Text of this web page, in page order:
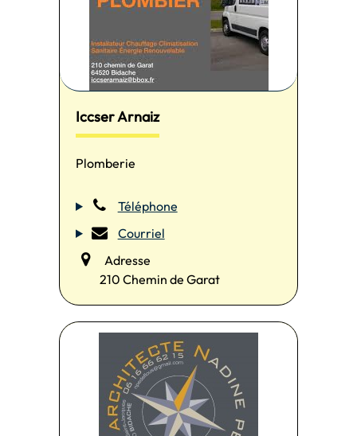
Iccser Arnaiz
Plomberie
Téléphone
Courriel
Adresse
210 Chemin de Garat